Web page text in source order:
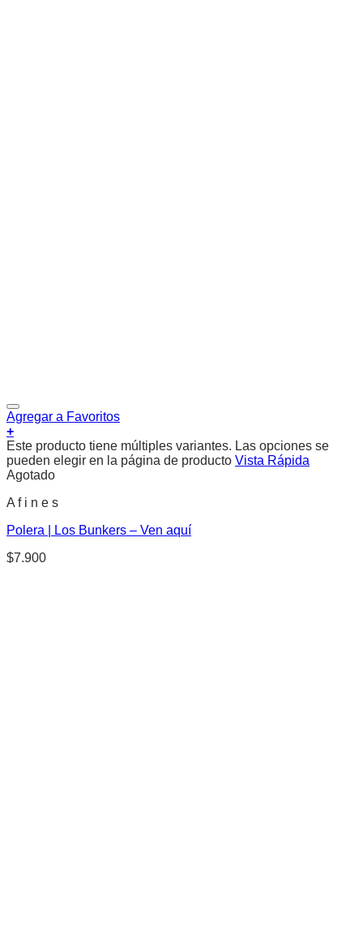
Agregar a Favoritos
+
Este producto tiene múltiples variantes. Las opciones se
pueden elegir en la página de producto Vista Rápida
Agotado
A f i n e s
Polera | Los Bunkers – Ven aquí
$7.900